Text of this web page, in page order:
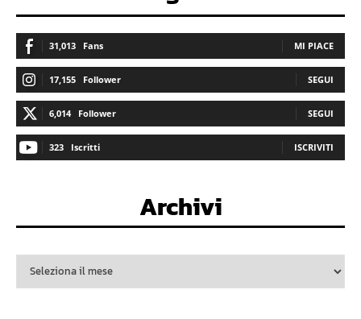
31,013 Fans MI PIACE
17,155 Follower SEGUI
6,014 Follower SEGUI
323 Iscritti ISCRIVITI
Archivi